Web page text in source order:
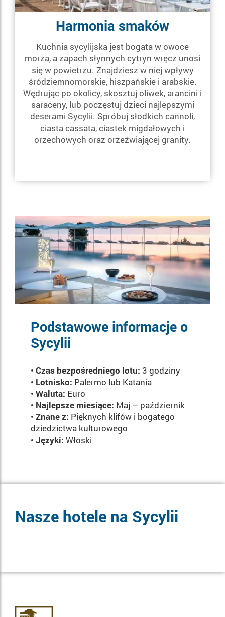
Harmonia smaków
Kuchnia sycylijska jest bogata w owoce
morza, a zapach słynnych cytryn wręcz unosi
się w powietrzu. Znajdziesz w niej wpływy
śródziemnomorskie, hiszpańskie i arabskie.
Wędrując po okolicy, skosztuj oliwek, arancini i
saraceny, lub poczęstuj dzieci najlepszymi
deserami Sycylii. Spróbuj słodkich cannoli,
ciasta cassata, ciastek migdałowych i
orzechowych oraz orzeźwiającej granity.
Podstawowe informacje o
Sycylii
•Czas bezpośredniego lotu: 3 godziny
• Lotnisko: Palermo lub Katania
•Waluta: Euro
• Najlepsze miesiące: Maj – październik
•Znane z: Pięknych klifów i bogatego
dziedzictwa kulturowego
•Języki: Włoski
Nasze hotele na Sycylii